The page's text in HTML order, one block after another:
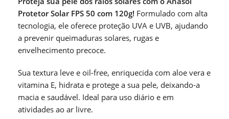
Protetor Solar FPS 50 com 120g! Formulado com alta
tecnologia, ele oferece proteção UVA e UVB, ajudando
a prevenir queimaduras solares, rugas e
envelhecimento precoce.
Sua textura leve e oil-free, enriquecida com aloe vera e
vitamina E, hidrata e protege a sua pele, deixando-a
macia e saudável. Ideal para uso diário e em
atividades ao ar livre.